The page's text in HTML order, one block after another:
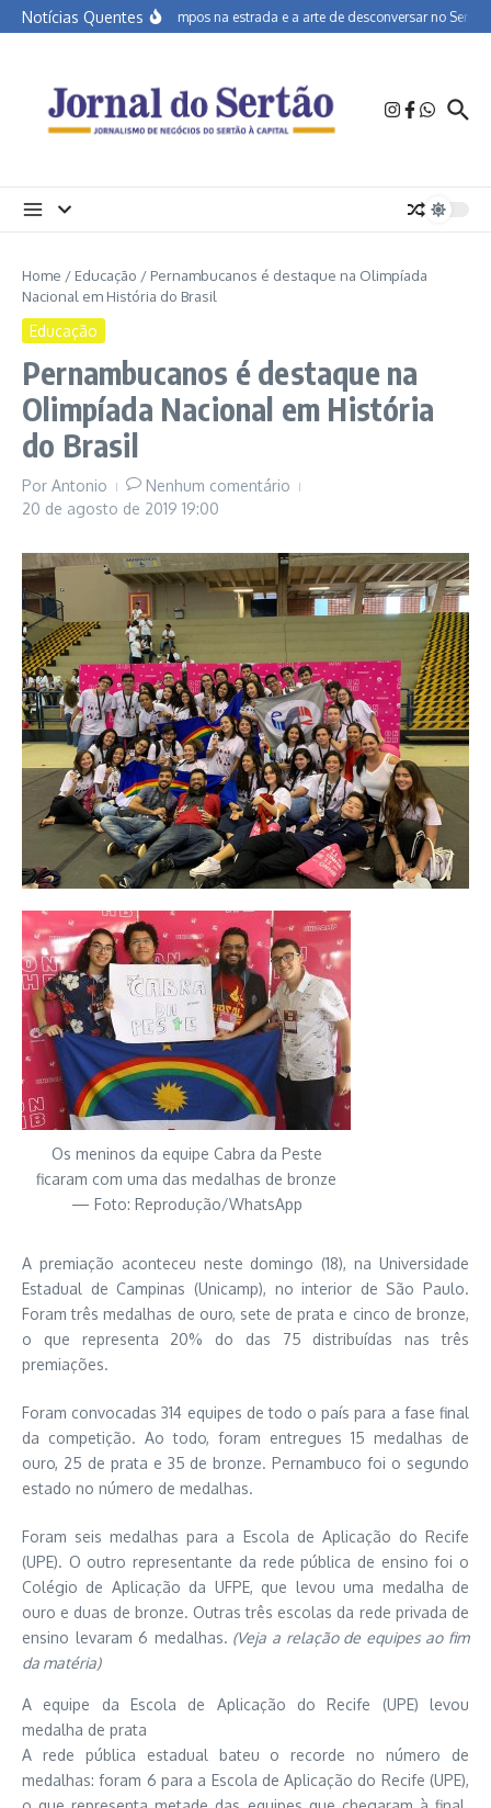
Ir para o conteúdo
Notícias QuentesJoão Campos na estrada e a arte de desconversar no Sertão
Home / Educação / Pernambucanos é destaque na Olimpíada
Nacional em História do Brasil
Educação
Pernambucanos é destaque na
Olimpíada Nacional em História
do Brasil
Por Antonio
Nenhum comentário
20 de agosto de 2019 19:00
Os meninos da equipe Cabra da Peste
ficaram com uma das medalhas de bronze
— Foto: Reprodução/WhatsApp
A premiação aconteceu neste domingo (18), na Universidade
Estadual de Campinas (Unicamp), no interior de São Paulo.
Foram três medalhas de ouro, sete de prata e cinco de bronze,
o que representa 20% do das 75 distribuídas nas três
premiações.
Foram convocadas 314 equipes de todo o país para a fase final
da competição. Ao todo, foram entregues 15 medalhas de
ouro, 25 de prata e 35 de bronze. Pernambuco foi o segundo
estado no número de medalhas.
Foram seis medalhas para a Escola de Aplicação do Recife
(UPE). O outro representante da rede pública de ensino foi o
Colégio de Aplicação da UFPE, que levou uma medalha de
ouro e duas de bronze. Outras três escolas da rede privada de
ensino levaram 6 medalhas. (Veja a relação de equipes ao fim
da matéria)
A equipe da Escola de Aplicação do Recife (UPE) levou
medalha de prata
A rede pública estadual bateu o recorde no número de
medalhas: foram 6 para a Escola de Aplicação do Recife (UPE),